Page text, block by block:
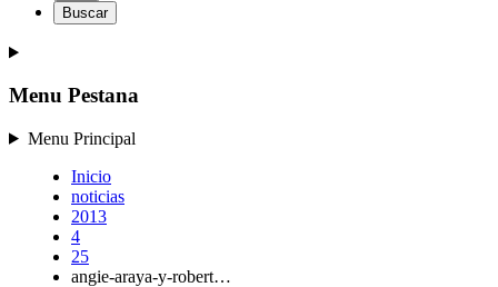
Buscar
Menu Pestana
Menu Principal
Inicio
noticias
2013
4
25
angie-araya-y-robert…